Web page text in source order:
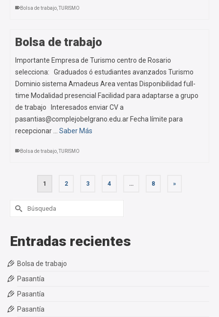
Bolsa de trabajo ,TURISMO
Bolsa de trabajo
Importante Empresa de Turismo centro de Rosario
selecciona: Graduados ó estudiantes avanzados Turismo
Dominio sistema Amadeus Area ventas Disponibilidad full-
time Modalidad presencial Facilidad para adaptarse a grupo
de trabajo Interesados enviar CV a
pasantias@complejobelgrano.edu.ar Fecha límite para
recepcionar … Saber Más
Bolsa de trabajo ,TURISMO
1 2 3 4 … 8 »
Buscar
por:
Entradas recientes
Bolsa de trabajo
Pasantía
Pasantía
Pasantía